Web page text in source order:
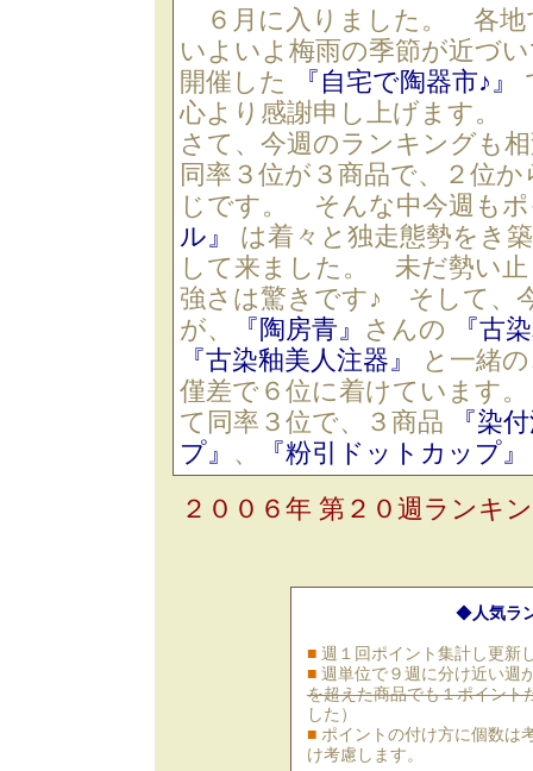
６月に入りました。 各地
いよいよ梅雨の季節が近づ
開催した
『自宅で陶器市♪』
心より感謝申し上げます。
さて、今週のランキングも
同率３位が３商品で、２位
じです。 そんな中今週も
ル』
は着々と独走態勢をき
して来ました。 未だ勢い
強さは驚きです♪ そして、
が、
『陶房青』 さんの
『古
『古染釉美人注器』
と一緒
僅差で６位に着けています
て同率３位で、３商品
『染
プ』 、 『粉引ドットカップ』
２００６年 第２０週ランキ
◆人気ラ
■ 週１回ポイント集計し更新
■ 週単位で９週に分け近い
を超えた商品でも１ポイント
した）
■ ポイントの付け方に個数は
け考慮します。